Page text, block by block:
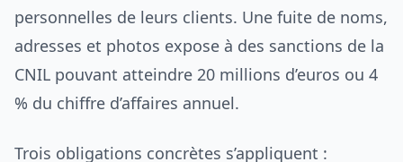
personnelles de leurs clients. Une fuite de noms,
adresses et photos expose à des sanctions de la
CNIL pouvant atteindre 20 millions d’euros ou 4
% du chiffre d’affaires annuel.
Trois obligations concrètes s’appliquent :